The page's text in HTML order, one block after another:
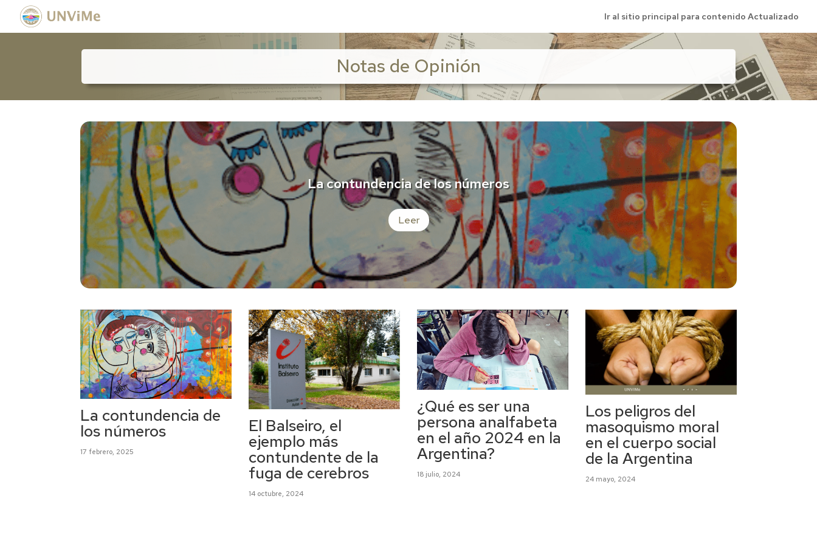
Ir al sitio principal para contenido Actualizado
Notas de Opinión
La contundencia de los números
Leer
La contundencia de
los números
17 febrero, 2025
El Balseiro, el
ejemplo más
contundente de la
fuga de cerebros
14 octubre, 2024
¿Qué es ser una
persona analfabeta
en el año 2024 en la
Argentina?
18 julio, 2024
Los peligros del
masoquismo moral
en el cuerpo social
de la Argentina
24 mayo, 2024